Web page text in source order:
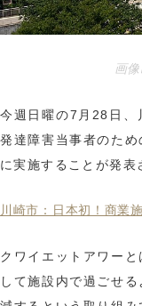
画
今週日曜の7月28日、
発達障害当事者のた
に実施することが発表
川崎市：日本初！商業
クワイエットアワー
して施設内で過ごせ